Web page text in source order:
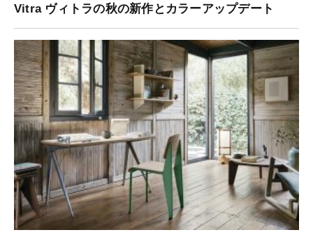
Vitra ヴィトラの秋の新作とカラーアップデート